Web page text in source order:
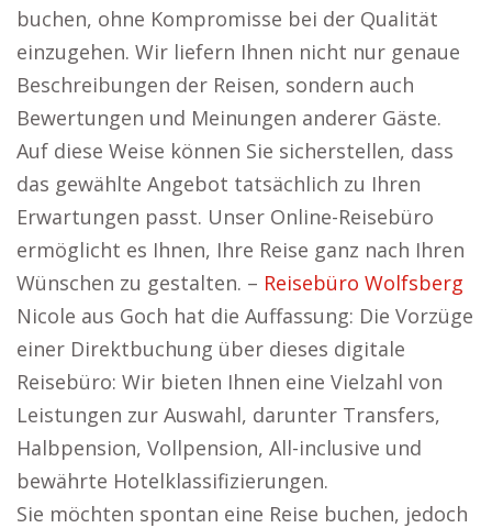
buchen, ohne Kompromisse bei der Qualität
einzugehen. Wir liefern Ihnen nicht nur genaue
Beschreibungen der Reisen, sondern auch
Bewertungen und Meinungen anderer Gäste.
Auf diese Weise können Sie sicherstellen, dass
das gewählte Angebot tatsächlich zu Ihren
Erwartungen passt. Unser Online-Reisebüro
ermöglicht es Ihnen, Ihre Reise ganz nach Ihren
Wünschen zu gestalten. – Reisebüro Wolfsberg
Nicole aus Goch hat die Auffassung: Die Vorzüge
einer Direktbuchung über dieses digitale
Reisebüro: Wir bieten Ihnen eine Vielzahl von
Leistungen zur Auswahl, darunter Transfers,
Halbpension, Vollpension, All-inclusive und
bewährte Hotelklassifizierungen.
Sie möchten spontan eine Reise buchen, jedoch